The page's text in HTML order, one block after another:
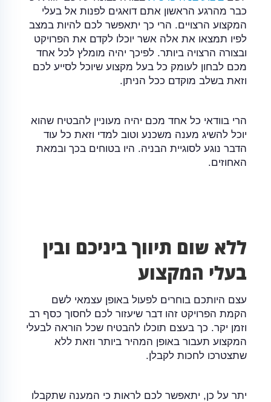
כבר מהרגע הראשון אתם דואגים לפנות אל בעלי
המקצוע הרצויים. הרי כך יתאפשר לכם להיות במצב
לפיו תמצאו את אלה אשר יוכלו לקדם את הפרויקט
ובצורה הרצויה ביותר. לפיכך יהיה מומלץ לכל אחד
מכם לבחון לעומק כל בעל מקצוע שיוכל לסייע לכם
וזאת בשלב מוקדם ככל הניתן.
הרי בוודאי כל אחד מכם יהיה מעוניין להבטיח שהוא
יוכל להשיג מענה משכנע וטוב למדי וזאת כל עוד
הדבר נוגע לסוגיית הבניה. היו בטוחים בכך ובמאת
האחוזים.
ללא שום תיווך ביניכם ובין
בעלי המקצוע
עצם היותכם בוחרים לפעול באופן עצמאי לשם
הקמת הפרויקט זהו דבר שיעזור לכם לחסוך כסף רב
וזמן יקר. כך בעצם תוכלו להבטיח שכל הוראה לבעלי
המקצוע תעבור באופן המהיר ביותר וזאת ללא
שתצטרכו לחכות לקבלן.
יתר על כן, יתאפשר לכם לראות כי המענה שתקבלו